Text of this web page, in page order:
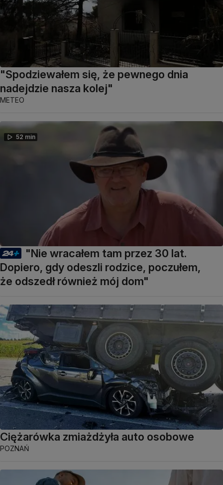
"Spodziewałem się, że pewnego dnia
nadejdzie nasza kolej"
METEO
52 min
"Nie wracałem tam przez 30 lat.
Dopiero, gdy odeszli rodzice, poczułem,
że odszedł również mój dom"
Ciężarówka zmiażdżyła auto osobowe
POZNAŃ